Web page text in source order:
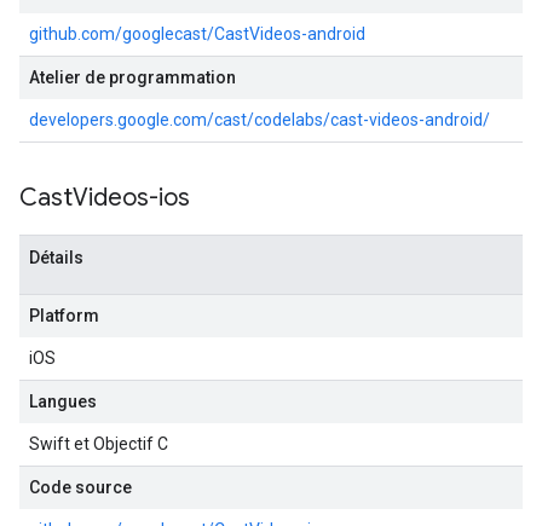
github.com/googlecast/CastVideos-android
Atelier de programmation
developers.google.com/cast/codelabs/cast-videos-android/
CastVideos-ios
Détails
Platform
iOS
Langues
Swift et Objectif C
Code source